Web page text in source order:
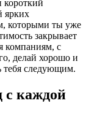
короткий
ярких
которыми ты уже
закрывает
компаниям, с
делай хорошо и
тебя следующим.
с каждой